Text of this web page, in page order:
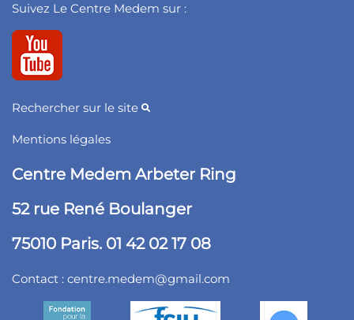
Suivez Le Centre Medem sur :
Rechercher sur le site
Mentions légales
Centre Medem Arbeter Ring
52 rue René Boulanger
75010 Paris. 01 42 02 17 08
Contact : centre.medem@gmail.com